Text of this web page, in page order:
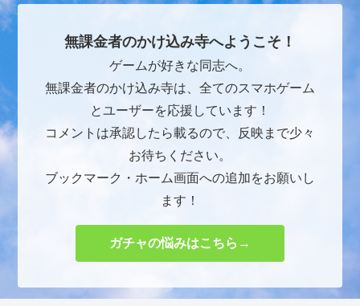
無課金者のかけ込み寺へようこそ！
ゲームが好きな同志へ。
無課金者のかけ込み寺は、全てのスマホゲーム
とユーザーを応援しています！
コメントは承認したら載るので、反映まで少々
お待ちください。
ブックマーク・ホーム画面への追加をお願いし
ます！
ガチャの悩みはこちら→